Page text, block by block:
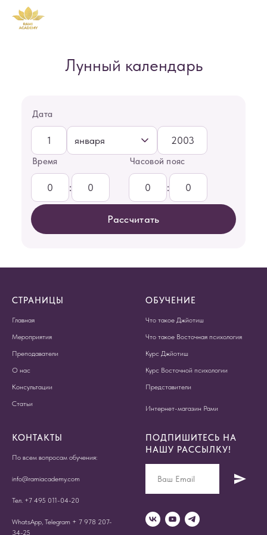
Лунный календарь
Дата
Время
:
Часовой пояс
:
СТРАНИЦЫ
Главная
Мероприятия
Преподаватели
О нас
Консультации
Статьи
ОБУЧЕНИЕ
Что такое Джйотиш
Что такое Восточная психология
Курс Джйотиш
Курс Восточной психологии
Представители
Интернет-магазин Рами
КОНТАКТЫ
По всем вопросам обучения:
info@ramiacademy.com
Тел. +7 495 011-04-20
WhatsApp, Telegram + 7 978 207-
34-25
ПОДПИШИТЕСЬ НА
НАШУ РАССЫЛКУ!